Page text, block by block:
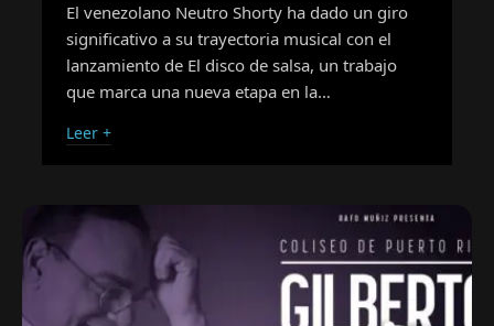
El venezolano Neutro Shorty ha dado un giro
significativo a su trayectoria musical con el
lanzamiento de El disco de salsa, un trabajo
que marca una nueva etapa en la…
Leer +